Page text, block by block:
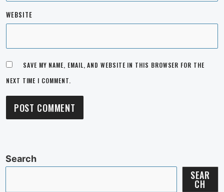
WEBSITE
SAVE MY NAME, EMAIL, AND WEBSITE IN THIS BROWSER FOR THE
NEXT TIME I COMMENT.
Search
SEAR
CH